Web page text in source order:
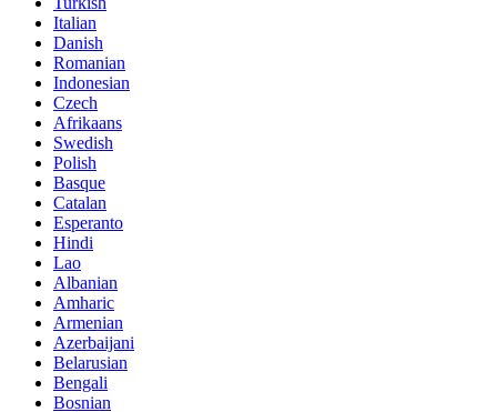
Italian
Danish
Romanian
Indonesian
Czech
Afrikaans
Swedish
Polish
Basque
Catalan
Esperanto
Hindi
Lao
Albanian
Amharic
Armenian
Azerbaijani
Belarusian
Bengali
Bosnian